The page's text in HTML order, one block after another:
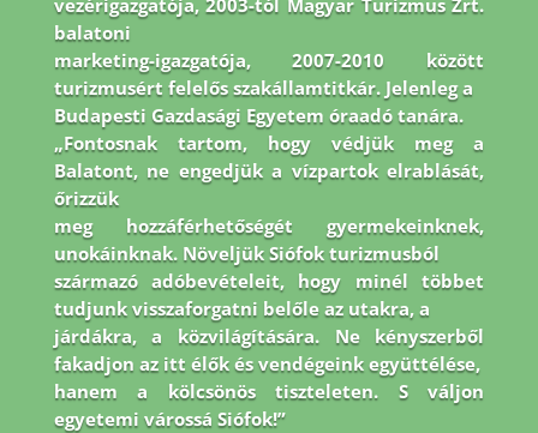
vezérigazgatója, 2003-tól Magyar Turizmus Zrt.
balatoni
marketing-igazgatója, 2007-2010 között
turizmusért felelős szakállamtitkár. Jelenleg a
Budapesti Gazdasági Egyetem óraadó tanára.
„Fontosnak tartom, hogy védjük meg a
Balatont, ne engedjük a vízpartok elrablását,
őrizzük
meg hozzáférhetőségét gyermekeinknek,
unokáinknak. Növeljük Siófok turizmusból
származó adóbevételeit, hogy minél többet
tudjunk visszaforgatni belőle az utakra, a
járdákra, a közvilágítására. Ne kényszerből
fakadjon az itt élők és vendégeink együttélése,
hanem a kölcsönös tiszteleten. S váljon
egyetemi várossá Siófok!”